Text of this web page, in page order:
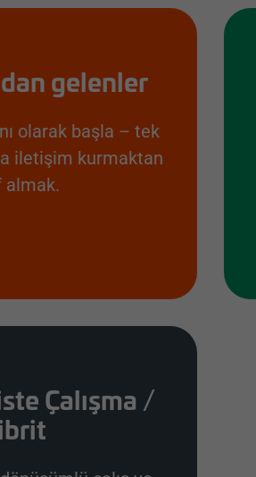
gelenler
olarak başla – tek
iletişim kurmaktan
almak.
Çalışma /